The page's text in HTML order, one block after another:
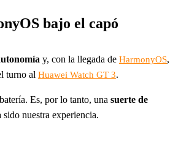
bajo el capó
y, con la llegada de HarmonyOS,
turno al Huawei Watch GT 3.
Es, por lo tanto, una suerte de
nuestra experiencia.